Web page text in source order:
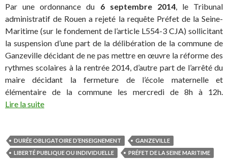
Par une ordonnance du 6 septembre 2014, le Tribunal
administratif de Rouen a rejeté la requête Préfet de la Seine-
Maritime (sur le fondement de l’article L554-3 CJA) sollicitant
la suspension d’une part de la délibération de la commune de
Ganzeville décidant de ne pas mettre en œuvre la réforme des
rythmes scolaires à la rentrée 2014, d’autre part de l’arrêté du
maire décidant la fermeture de l’école maternelle et
élémentaire de la commune les mercredi de 8h à 12h.
Lire la suite
DURÉE OBLIGATOIRE D’ENSEIGNEMENT
GANZEVILLE
LIBERTÉ PUBLIQUE OU INDIVIDUELLE
PRÉFET DE LA SEINE MARITIME